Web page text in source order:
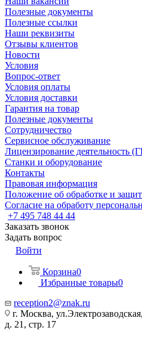
Полезные документы
Полезные ссылки
Наши реквизиты
Отзывы клиентов
Новости
Условия
Вопрос-ответ
Условия оплаты
Условия доставки
Гарантия на товар
Полезные документы
Сотрудничество
Сервисное обслуживание
Лицензирование деятельность
Станки и оборудование
Контакты
Правовая информация
Положение об обработке и
Согласие на обработу
+7 495 748 44 44
Заказать звонок
Задать вопрос
Войти
Корзина0
Избранные товары0
reception2@znak.ru
г. Москва, ул.Электрозаводская,
д. 21, стр. 17